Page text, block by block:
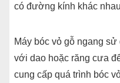
có đường kính khác
Máy bóc vỏ gỗ ngang
với dao hoặc răng cưa
cung cấp quá trình bóc